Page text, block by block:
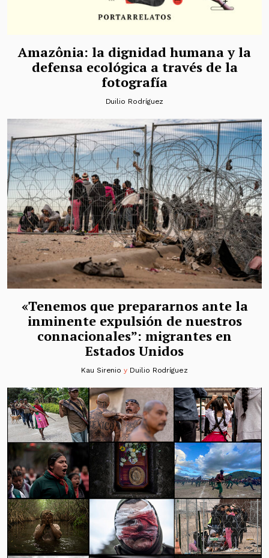
Amazônia: la dignidad humana y la
defensa ecológica a través de la
fotografía
Duilio Rodríguez
«Tenemos que prepararnos ante la
inminente expulsión de nuestros
connacionales”: migrantes en
Estados Unidos
Kau Sirenio y Duilio Rodríguez